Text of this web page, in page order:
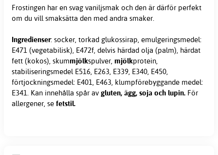
Frostingen har en svag vaniljsmak och den är därför perfekt
om du vill smaksätta den med andra smaker.
Ingredienser: socker, torkad glukossirap, emulgeringsmedel:
E471 (vegetabilisk), E472f, delvis härdad olja (palm), härdat
fett (kokos), skummjölkspulver, mjölkprotein,
stabiliseringsmedel E516, E263, E339, E340, E450,
förtjockningsmedel: E401, E463, klumpförebyggande medel:
E341. Kan innehålla spår av gluten, ägg, soja och lupin. För
allergener, se fetstil.